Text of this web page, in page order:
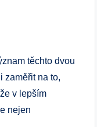
těchto dvou
zaměřit na to,
v lepším
nejen